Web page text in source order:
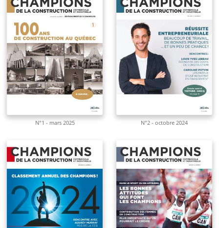
N°1 - mars 2025 N°2 - octobre 2024